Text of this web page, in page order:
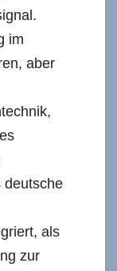
im
aber
deutsche
als
zur